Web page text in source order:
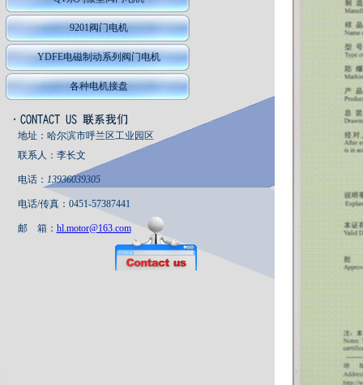
9201阀门电机
YDFE电磁制动系列阀门电机
各种电机接盘
地址：哈尔滨市呼兰区工业园区
联系人：李长文
电话： 13936039305
电话/传真：0451-57387441
邮 箱： hl.motor@163.com